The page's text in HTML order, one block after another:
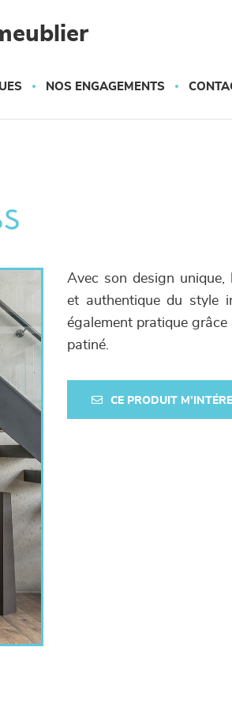
NOS ENGAGEMENTS
Avec son design unique,
et authentique du style
également pratique
patiné.
CE PRODUIT